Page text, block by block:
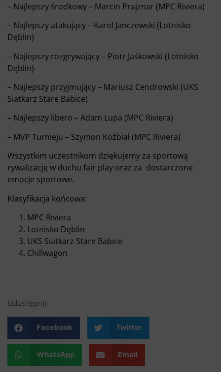
– Najlepszy środkowy – Marcin Prajznar (MPC Riviera)
– Najlepszy atakujący – Karol Janczewski (Lotnisko
Dęblin)
– Najlepszy rozgrywający – Piotr Jaśkowski (Lotnisko
Dęblin)
– Najlepszy przyjmujący – Mariusz Cendrowski (UKS
Siatkarz Stare Babice)
– Najlepszy libero – Adam Lupa (MPC Riviera)
– MVP Turnieju – Szymon Koźbiał (MPC Riviera)
Wszystkim uczestnikom dziękujemy za sportową
rywalizację w duchu fair play oraz za dostarczone
emocje sportowe.
Klasyfikacja końcowa:
MPC Riviera
Lotnisko Dęblin
UKS Siatkarz Stare Babice
Chillwagon
Udostępnij:
Facebook Twitter
WhatsApp Email